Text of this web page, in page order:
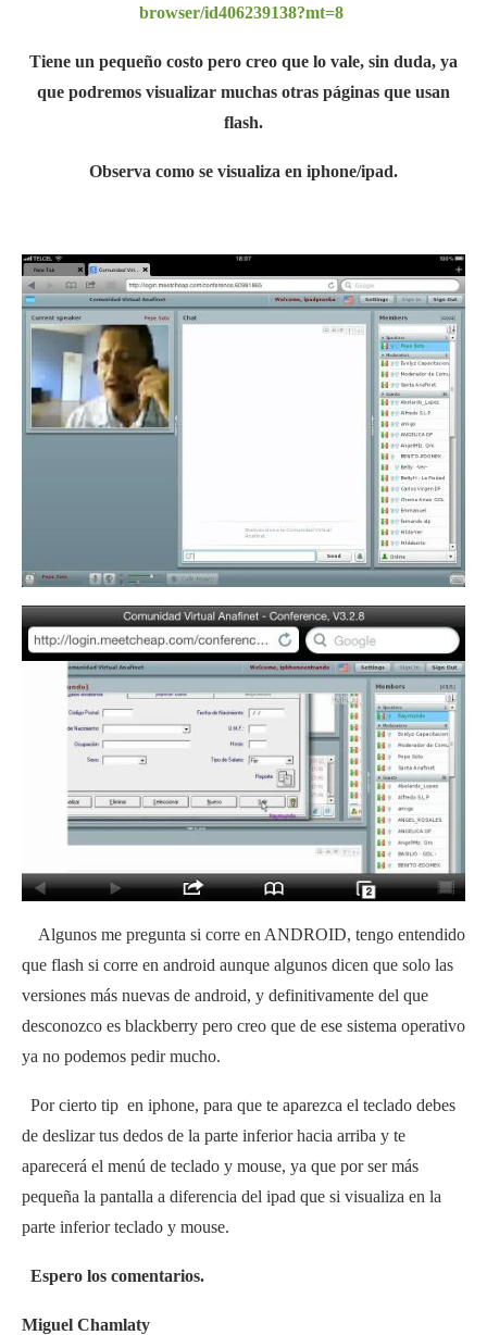
browser/id406239138?mt=8
Tiene un pequeño costo pero creo que lo vale, sin duda, ya
que podremos visualizar muchas otras páginas que usan
flash.
Observa como se visualiza en iphone/ipad.
Algunos me pregunta si corre en ANDROID, tengo entendido
que flash si corre en android aunque algunos dicen que solo las
versiones más nuevas de android, y definitivamente del que
desconozco es blackberry pero creo que de ese sistema operativo
ya no podemos pedir mucho.
Por cierto tip en iphone, para que te aparezca el teclado debes
de deslizar tus dedos de la parte inferior hacia arriba y te
aparecerá el menú de teclado y mouse, ya que por ser más
pequeña la pantalla a diferencia del ipad que si visualiza en la
parte inferior teclado y mouse.
Espero los comentarios.
Miguel Chamlaty